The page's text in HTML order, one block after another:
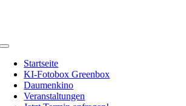
Toggle
NavigationStartseite
KI-Fotobox Greenbox
Daumenkino
Veranstaltungen